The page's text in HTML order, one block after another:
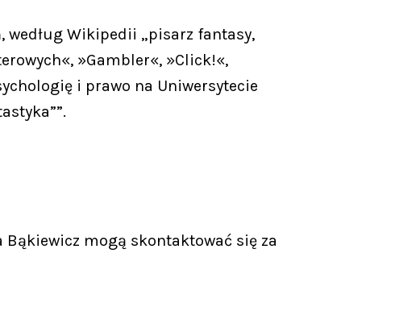
Wikipedii „pisarz fantasy,
»Gambler«, »Click!«,
i prawo na Uniwersytecie
Bąkiewicz mogą skontaktować się za